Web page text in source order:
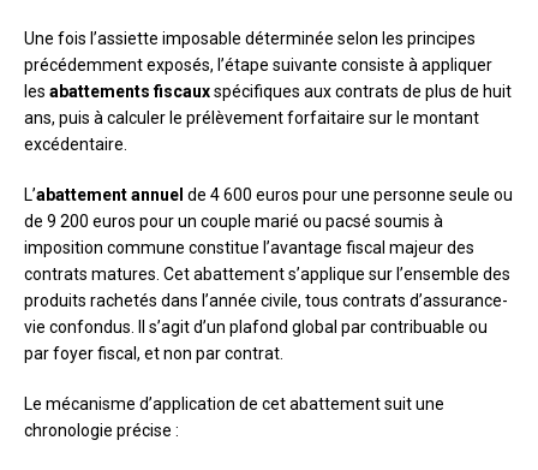
Une fois l’assiette imposable déterminée selon les principes
précédemment exposés, l’étape suivante consiste à appliquer
les abattements fiscauxspécifiques aux contrats de plus de huit
ans, puis à calculer le prélèvement forfaitaire sur le montant
excédentaire.
L’abattement annuel de 4 600 euros pour une personne seule ou
de 9 200 euros pour un couple marié ou pacsé soumis à
imposition commune constitue l’avantage fiscal majeur des
contrats matures. Cet abattement s’applique sur l’ensemble des
produits rachetés dans l’année civile, tous contrats d’assurance-
vie confondus. Il s’agit d’un plafond global par contribuable ou
par foyer fiscal, et non par contrat.
Le mécanisme d’application de cet abattement suit une
chronologie précise :